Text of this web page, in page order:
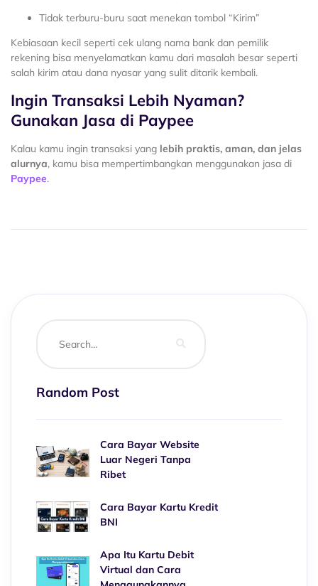
Random Post
Cara Bayar Website
Luar Negeri Tanpa
Ribet
Cara Bayar Kartu Kredit
BNI
Apa Itu Kartu Debit
Virtual dan Cara
Tidak terburu-buru saat menekan tombol “Kirim”
Kebiasaan kecil seperti cek ulang nama bank dan pemilik
rekening bisa menyelamatkan kamu dari masalah besar seperti
salah kirim atau dana nyasar yang sulit ditarik kembali.
Ingin Transaksi Lebih Nyaman?
Gunakan Jasa di Paypee
Kalau kamu ingin transaksi yang lebih praktis, aman, dan jelas
alurnya, kamu bisa mempertimbangkan menggunakan jasa di
Paypee.